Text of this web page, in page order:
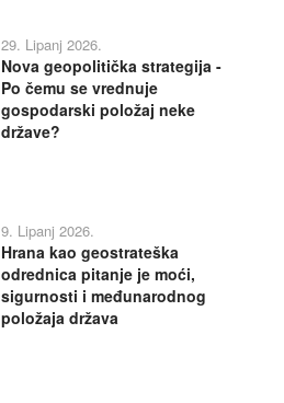
29. Lipanj 2026.
Nova geopolitička strategija -
Po čemu se vrednuje
gospodarski položaj neke
države?
9. Lipanj 2026.
Hrana kao geostrateška
odrednica pitanje je moći,
sigurnosti i međunarodnog
položaja država